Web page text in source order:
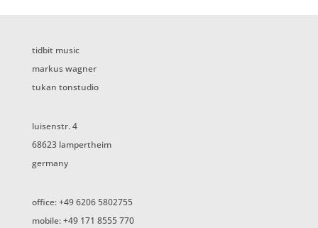
tidbit music
markus wagner
tukan tonstudio
luisenstr. 4
68623 lampertheim
germany
office: +49 6206 5802755
mobile: +49 171 8555 770